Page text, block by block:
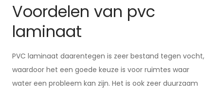
Voordelen van pvc
laminaat
PVC laminaat daarentegen is zeer bestand tegen vocht,
waardoor het een goede keuze is voor ruimtes waar
water een probleem kan zijn. Het is ook zeer duurzaam